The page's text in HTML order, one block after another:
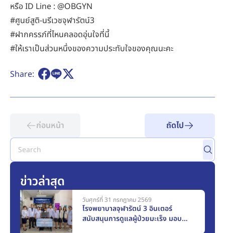
หรือ ID Line : @OBGYN
#ศูนย์สูติ-นรีเวชจุฬารัตน์3
#ฝากครรภ์ที่ไหนคลอดอุ่นใจที่นี้
#ให้เราเป็นส่วนหนึ่งของความประทับใจของคุณนะคะ
Share:
ก่อนหน้า ถัดไป
ข่าวล่าสุด
วันศุกร์ที่ 31 กรกฎาคม 2569
โรงพยาบาลจุฬารัตน์ 3 อินเตอร์
สนับสนุนการดูแลผู้ป่วยมะเร็ง มอบ